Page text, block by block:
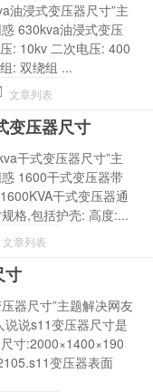
油浸式变压器尺寸”主
630kva油浸式变压
: 10kv 二次电压: 400
: 双绕组 ...
文章列表
变压器尺寸
干式变压器尺寸”主
1600干式变压器带
干式变压器通
格,包括护壳: 高度:...
文章列表
寸
器尺寸”主题解决网友
说说s11变压器尺寸是
寸:2000×1400×190
变压器表面